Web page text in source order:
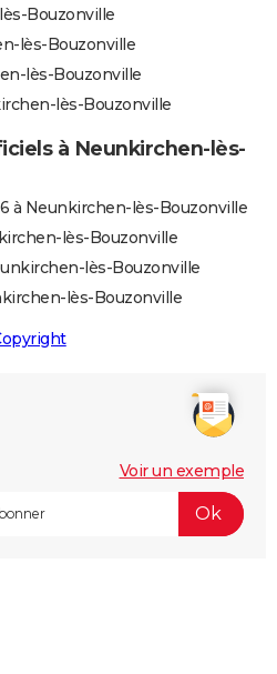
Bouzonville
lès-Bouzonville
lès-Bouzonville
lès-Bouzonville
à Neunkirchen-lès-
à Neunkirchen-lès-Bouzonville
lès-Bouzonville
lès-Bouzonville
lès-Bouzonville
Voir un exemple